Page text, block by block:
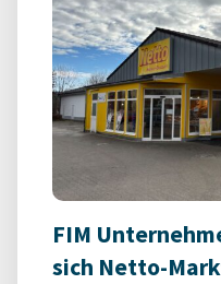
FIM
sich Netto-